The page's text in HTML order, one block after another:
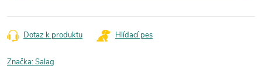
Dotaz k produktu Hlídací pes
Značka:Salag